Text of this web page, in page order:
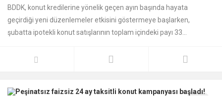
BDDK, konut kredilerine yönelik geçen ayın başında hayata
geçirdiği yeni düzenlemeler etkisini göstermeye başlarken,
şubatta ipotekli konut satışlarının toplam içindeki payı 33...